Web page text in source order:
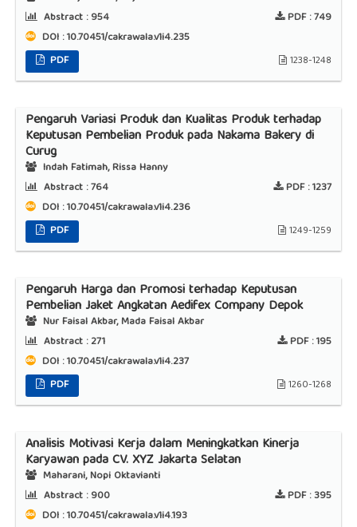
Abstract :954 PDF :749
DOI : 10.70451/cakrawala.v1i4.235
PDF
1238-1248
Pengaruh Variasi Produk dan Kualitas Produk terhadap
Keputusan Pembelian Produk pada Nakama Bakery di
Curug
Indah Fatimah, Rissa Hanny
Abstract :764 PDF :1237
DOI : 10.70451/cakrawala.v1i4.236
PDF
1249-1259
Pengaruh Harga dan Promosi terhadap Keputusan
Pembelian Jaket Angkatan Aedifex Company Depok
Nur Faisal Akbar, Mada Faisal Akbar
Abstract :271 PDF :195
DOI : 10.70451/cakrawala.v1i4.237
PDF
1260-1268
Analisis Motivasi Kerja dalam Meningkatkan Kinerja
Karyawan pada CV. XYZ Jakarta Selatan
Maharani, Nopi Oktavianti
Abstract :900 PDF :395
DOI : 10.70451/cakrawala.v1i4.193